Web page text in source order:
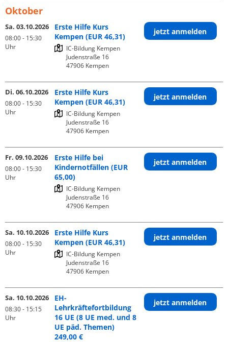
Oktober
Sa. 03.10.2026
08:00 - 15:30
Uhr
Erste Hilfe Kurs
Kempen (EUR 46,31)
IC-Bildung Kempen
Judenstraße 16
jetzt anmelden
Di. 06.10.2026
08:00 - 15:30
Uhr
Erste Hilfe Kurs
Kempen (EUR 46,31)
IC-Bildung Kempen
Judenstraße 16
jetzt anmelden
Fr. 09.10.2026
08:00 - 15:30
Uhr
Erste Hilfe bei
Kindernotfällen (EUR
65,00)
IC-Bildung Kempen
Judenstraße 16
jetzt anmelden
Sa. 10.10.2026
08:00 - 15:30
Uhr
Erste Hilfe Kurs
Kempen (EUR 46,31)
IC-Bildung Kempen
Judenstraße 16
jetzt anmelden
Sa. 10.10.2026
08:30 - 15:15
Uhr
EH-
Lehrkräftefortbildung
16 UE (8 UE med. und 8
UE päd. Themen)
249,00 €
jetzt anmelden